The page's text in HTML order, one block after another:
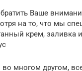
Ваше
на то, что мы
крем, заливка
во многом другом,